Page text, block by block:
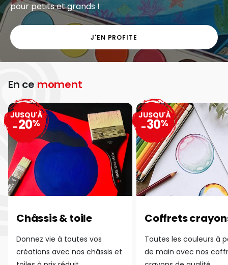
pour petits et grands !
J'EN PROFITE
En ce moment
Châssis & toile
Donnez vie à toutes vos
créations avec nos châssis et
JUSQU'À
-20%
Coffrets
Toutes les couleurs à
de main avec nos
JUSQU'À
-30%